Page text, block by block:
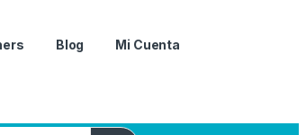
Blog Mi Cuenta